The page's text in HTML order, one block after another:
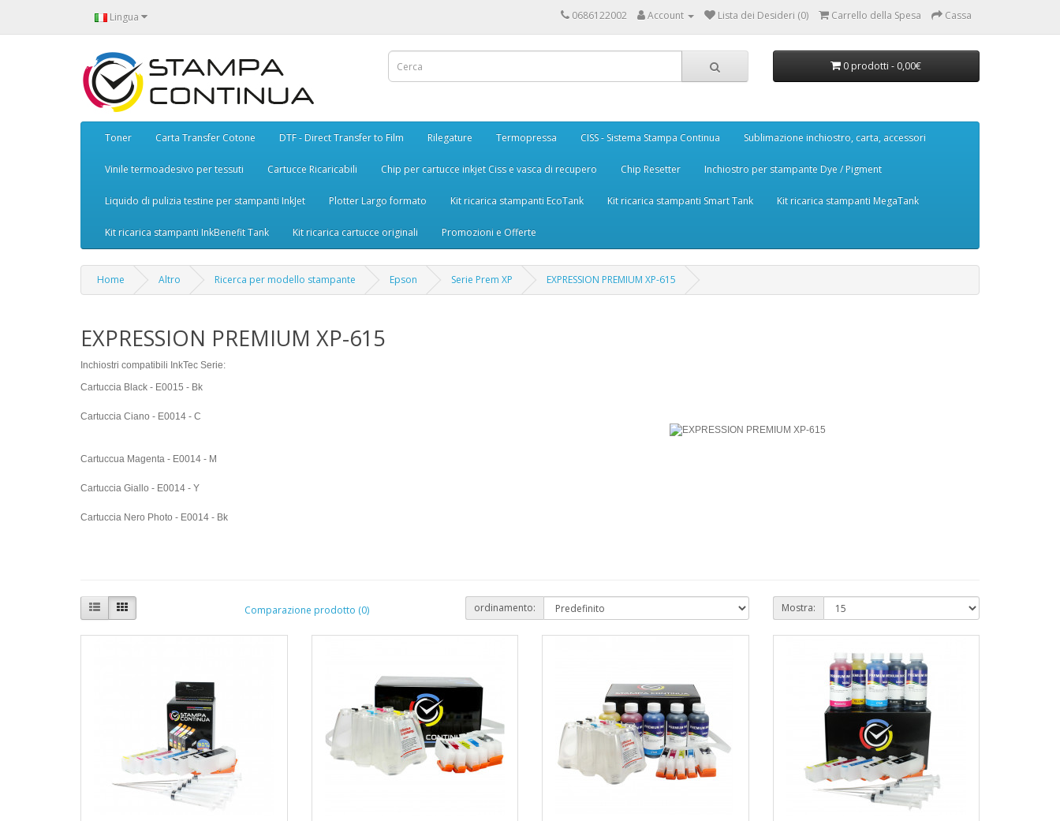
Lingua 0686122002 Account Lista dei Desideri (0) Carrello della Spesa Cassa
0 prodotti - 0,00€
Toner Carta Transfer Cotone DTF - Direct Transfer to Film Rilegature Termopressa CISS - Sistema Stampa Continua Sublimazione inchiostro, carta, accessori
Vinile termoadesivo per tessuti Cartucce Ricaricabili Chip per cartucce inkjet Ciss e vasca di recupero Chip Resetter Inchiostro per stampante Dye / Pigment
Liquido di pulizia testine per stampanti InkJet Plotter Largo formato Kit ricarica stampanti EcoTank Kit ricarica stampanti Smart Tank Kit ricarica stampanti MegaTank
Kit ricarica stampanti InkBenefit Tank Kit ricarica cartucce originali Promozioni e Offerte
Home Altro Ricerca per modello stampante Epson Serie Prem XP EXPRESSION PREMIUM XP-615
EXPRESSION PREMIUM XP-615
Inchiostri compatibili InkTec Serie:
Cartuccia Black - E0015 - Bk
Cartuccia Ciano - E0014 - C
Cartuccua Magenta - E0014 - M
Cartuccia Giallo - E0014 - Y
Cartuccia Nero Photo - E0014 - Bk
Comparazione prodotto (0) ordinamento: Mostra: